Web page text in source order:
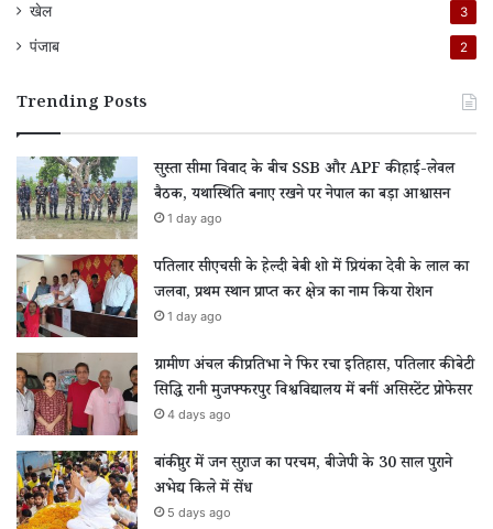
खेल 3
पंजाब 2
Trending Posts
सुस्ता सीमा विवाद के बीच SSB और APF की हाई-लेवल
बैठक, यथास्थिति बनाए रखने पर नेपाल का बड़ा आश्वासन
1 day ago
पतिलार सीएचसी के हेल्दी बेबी शो में प्रियंका देवी के लाल का
जलवा, प्रथम स्थान प्राप्त कर क्षेत्र का नाम किया रोशन
1 day ago
ग्रामीण अंचल की प्रतिभा ने फिर रचा इतिहास, पतिलार की बेटी
सिद्धि रानी मुजफ्फरपुर विश्वविद्यालय में बनीं असिस्टेंट प्रोफेसर
4 days ago
बांकीपुर में जन सुराज का परचम, बीजेपी के 30 साल पुराने
अभेद्य किले में सेंध
5 days ago